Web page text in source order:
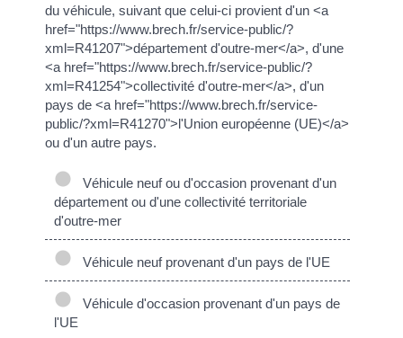
du véhicule, suivant que celui-ci provient d'un <a
href="https://www.brech.fr/service-public/?
xml=R41207">département d'outre-mer</a>, d'une
<a href="https://www.brech.fr/service-public/?
xml=R41254">collectivité d'outre-mer</a>, d'un
pays de <a href="https://www.brech.fr/service-
public/?xml=R41270">l'Union européenne (UE)</a>
ou d'un autre pays.
Véhicule neuf ou d'occasion provenant d'un
département ou d'une collectivité territoriale
d'outre-mer
Véhicule neuf provenant d'un pays de l'UE
Véhicule d'occasion provenant d'un pays de
l'UE